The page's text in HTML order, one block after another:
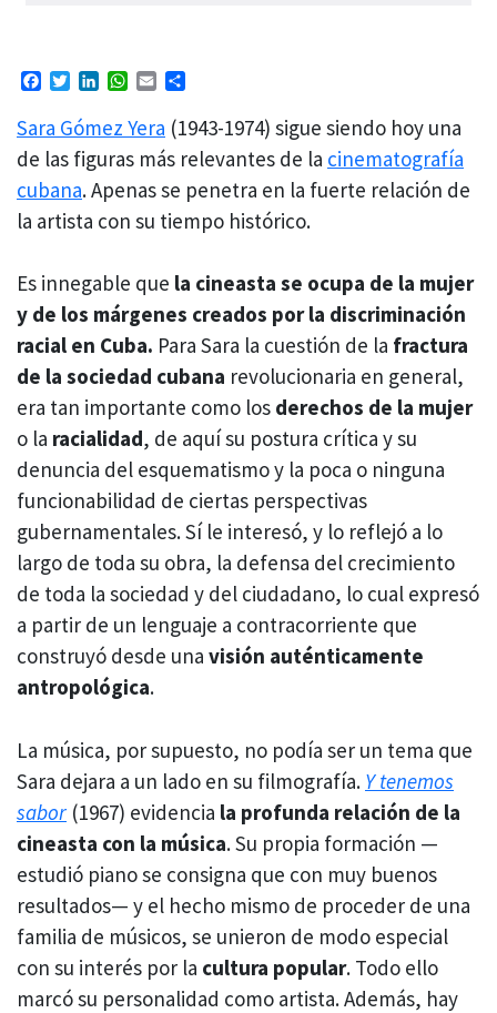
Facebook
TwitterLinkedIn
WhatsApp
Email
Sara Gómez Yera (1943-1974) sigue siendo hoy una
de las figuras más relevantes de la cinematografía
cubana. Apenas se penetra en la fuerte relación de
la artista con su tiempo histórico.
Es innegable que la cineasta se ocupa de la mujer
y de los márgenes creados por la discriminación
racial en Cuba. Para Sara la cuestión de la fractura
de la sociedad cubana revolucionaria en general,
era tan importante como los derechos de la mujer
o la racialidad, de aquí su postura crítica y su
denuncia del esquematismo y la poca o ninguna
funcionabilidad de ciertas perspectivas
gubernamentales. Sí le interesó, y lo reflejó a lo
largo de toda su obra, la defensa del crecimiento
de toda la sociedad y del ciudadano, lo cual expresó
a partir de un lenguaje a contracorriente que
construyó desde una visión auténticamente
antropológica.
La música, por supuesto, no podía ser un tema que
Sara dejara a un lado en su filmografía. Y tenemos
sabor (1967) evidencia la profunda relación de la
cineasta con la música. Su propia formación —
estudió piano se consigna que con muy buenos
resultados— y el hecho mismo de proceder de una
familia de músicos, se unieron de modo especial
con su interés por la cultura popular. Todo ello
marcó su personalidad como artista. Además, hay